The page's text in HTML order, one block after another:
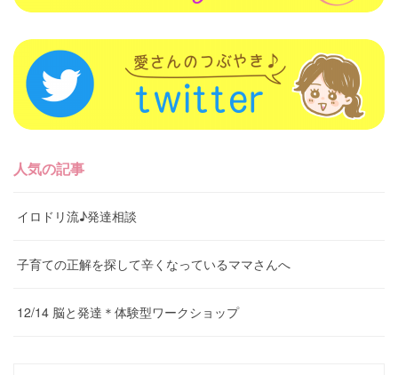
人気の記事
イロドリ流♪発達相談
子育ての正解を探して辛くなっているママさんへ
12/14 脳と発達＊体験型ワークショップ